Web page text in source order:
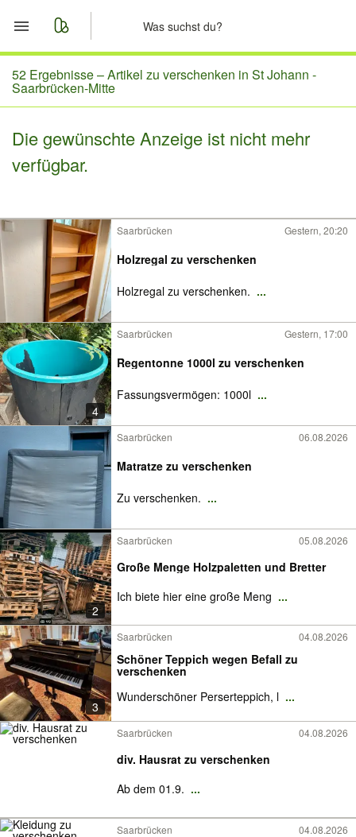
Start
Merkliste
Nachrichten
52 Ergebnisse –Artikel zu verschenken in St Johann -
Saarbrücken-Mitte
Die gewünschte Anzeige ist nicht mehr
verfügbar.
Saarbrücken Gestern, 20:20
Holzregal zu verschenken
Holzregal zu verschenken. ...
4
Saarbrücken Gestern, 17:00
Regentonne 1000l zu verschenken
Fassungsvermögen: 1000l ...
Saarbrücken 06.08.2026
Matratze zu verschenken
Zu verschenken. ...
2
Saarbrücken 05.08.2026
Große Menge Holzpaletten und Bretter
Ich biete hier eine große Meng ...
3
Saarbrücken 04.08.2026
Schöner Teppich wegen Befall zu
verschenken
Wunderschöner Perserteppich, l ...
Saarbrücken 04.08.2026
div. Hausrat zu verschenken
Ab dem 01.9. ...
Saarbrücken 04.08.2026